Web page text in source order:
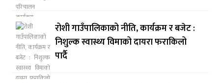
रोशी गाउँपालिकाको नीति, कार्यक्रम र बजेट :
निशुल्क स्वास्थ्य विमाको दायरा फराकिलो
पार्दै